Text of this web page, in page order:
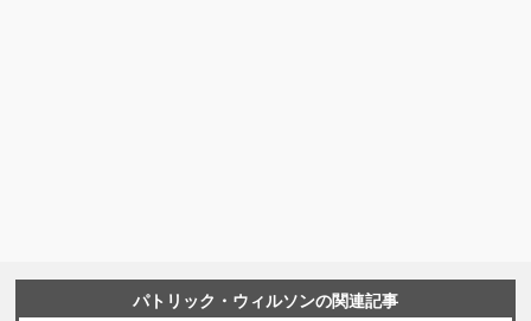
パトリック・ウィルソンの関連記事